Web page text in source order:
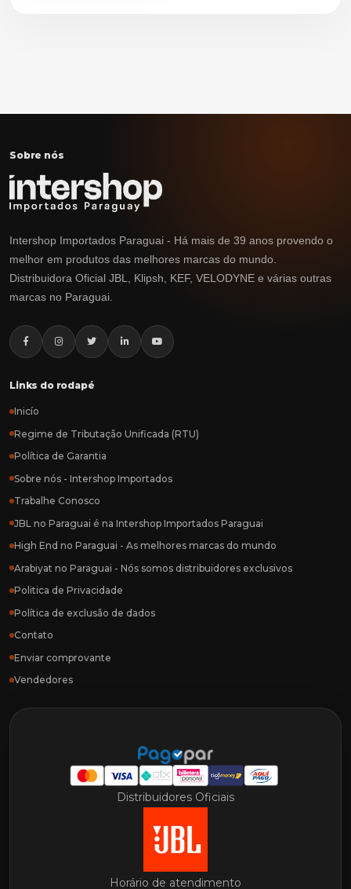
Sobre nós
Intershop Importados Paraguai - Há mais de 39 anos provendo o
melhor em produtos das melhores marcas do mundo.
Distribuidora Oficial JBL, Klipsh, KEF, VELODYNE e várias outras
marcas no Paraguai.
Links do rodapé
Inicío
Regime de Tributação Unificada (RTU)
Política de Garantia
Sobre nós - Intershop Importados
Trabalhe Conosco
JBL no Paraguai é na Intershop Importados Paraguai
High End no Paraguai - As melhores marcas do mundo
Arabiyat no Paraguai - Nós somos distribuidores exclusivos
Politica de Privacidade
Política de exclusão de dados
Contato
Enviar comprovante
Vendedores
Distribuidores Oficiais
Horário de atendimento